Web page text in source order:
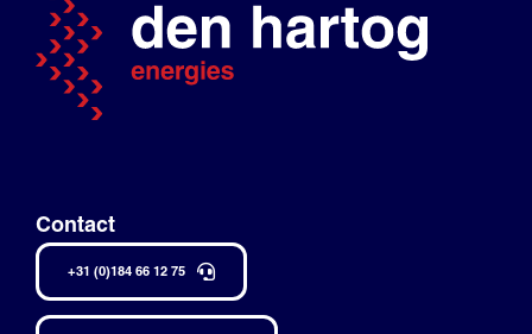
Contact
+31 (0)184 66 12 75